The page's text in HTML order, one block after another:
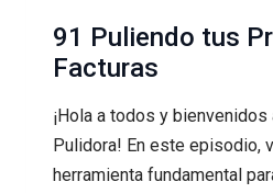
91 Puliendo tus
Facturas
¡Hola a todos y
Pulidora! En este episodio,
herramienta fundamental